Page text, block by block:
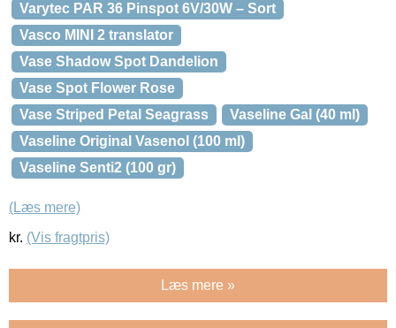
Varytec PAR 36 Pinspot 6V/30W – Sort
Vasco MINI 2 translator
Vase Shadow Spot Dandelion
Vase Spot Flower Rose
Vase Striped Petal Seagrass
Vaseline Gal (40 ml)
Vaseline Original Vasenol (100 ml)
Vaseline Senti2 (100 gr)
(Læs mere)
kr. (Vis fragtpris)
Læs mere »